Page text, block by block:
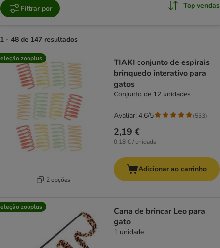
Filtrar por Top vendas
1 - 48 de 147 resultados
product items have been changed
zooplus
2 opções
TIAKI conjunto de espirais
brinquedo interativo para
gatos
Conjunto de 12 unidades
2,19 €
0,18 € / unidade
Avaliar: 4.6/5 (533)
Adicionar ao carrinho
zooplus
Cana de brincar Leo para
gato
1 unidade